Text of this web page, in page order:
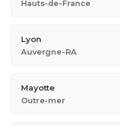
Hauts-de-France
Lyon
Auvergne-RA
Mayotte
Outre-mer